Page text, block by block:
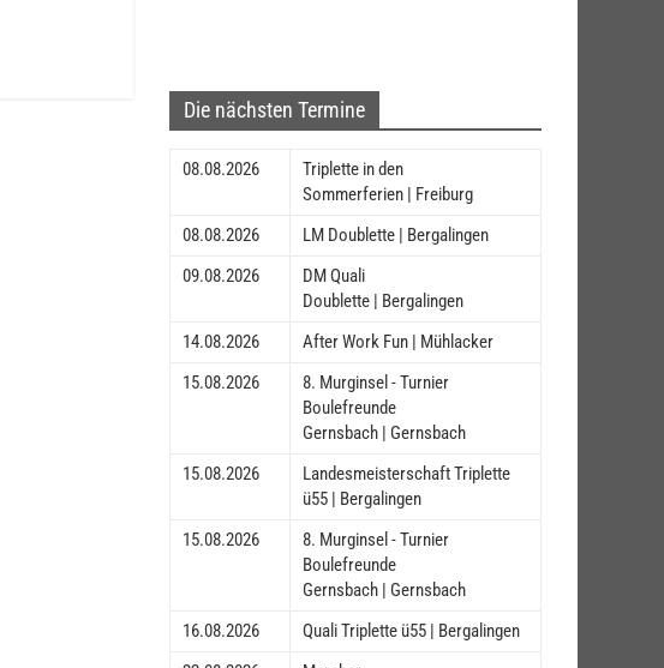
Die nächsten Termine
08.08.2026
Triplette in den
Sommerferien | Freiburg
08.08.2026
LM Doublette | Bergalingen
09.08.2026
DM Quali
Doublette | Bergalingen
14.08.2026
After Work Fun | Mühlacker
15.08.2026
8. Murginsel - Turnier
Boulefreunde
Gernsbach | Gernsbach
15.08.2026
Landesmeisterschaft Triplette
ü55 | Bergalingen
15.08.2026
8. Murginsel - Turnier
Boulefreunde
Gernsbach | Gernsbach
16.08.2026
Quali Triplette ü55 | Bergalingen